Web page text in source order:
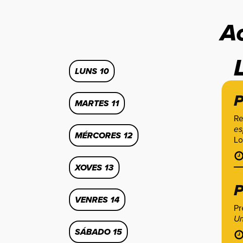
LUNS 10
MARTES 11
MÉRCORES 12
XOVES 13
VENRES 14
SÁBADO 15